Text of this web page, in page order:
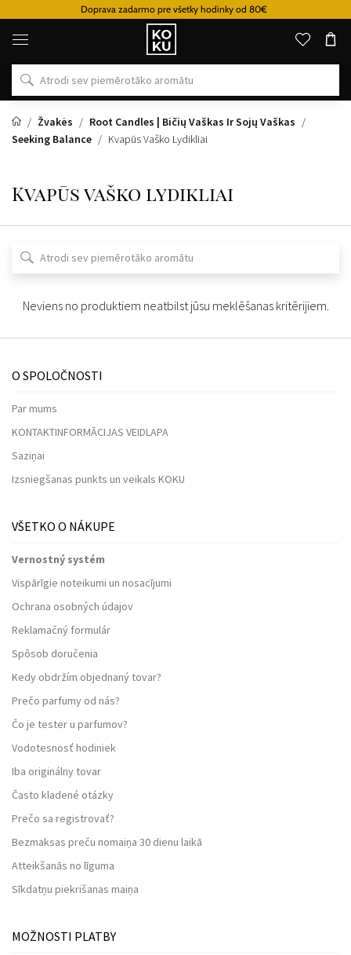
Doprava zadarmo pre všetky hodinky od 80€
Oriģinālie
parfimērijas
izstrādājumi
un
pulksteņi
vietā
Žvakės
Root Candles | Bičių Vaškas Ir Sojų Vaškas
Seeking Balance
Kvapūs Vaško Lydikliai
Kvapūs vaško lydikliai
Neviens no produktiem neatbilst jūsu meklēšanas kritērijiem.
O SPOLOČNOSTI
Par mums
KONTAKTINFORMĀCIJAS VEIDLAPA
Saziņai
Izsniegšanas punkts un veikals KOKU
VŠETKO O NÁKUPE
Vernostný systém
Vispārīgie noteikumi un nosacījumi
Ochrana osobných údajov
Reklamačný formulár
Spôsob doručenia
Kedy obdržím objednaný tovar?
Prečo parfumy od nás?
Čo je tester u parfumov?
Vodotesnosť hodiniek
Iba originálny tovar
Často kladené otázky
Prečo sa registrovať?
Bezmaksas preču nomaiņa 30 dienu laikā
Atteikšanās no līguma
Sīkdatņu piekrišanas maiņa
MOŽNOSTI PLATBY